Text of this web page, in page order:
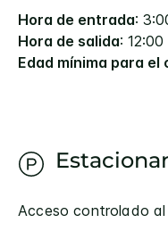
Hora de entrada:
Hora de salida: 12:00
Edad mínima para el
Acceso controlado